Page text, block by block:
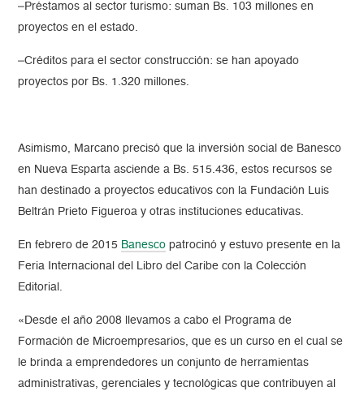
–Préstamos al sector turismo: suman Bs. 103 millones en
proyectos en el estado.
–Créditos para el sector construcción: se han apoyado
proyectos por Bs. 1.320 millones.
Asimismo, Marcano precisó que la inversión social de Banesco
en Nueva Esparta asciende a Bs. 515.436, estos recursos se
han destinado a proyectos educativos con la Fundación Luis
Beltrán Prieto Figueroa y otras instituciones educativas.
En febrero de 2015 Banesco patrocinó y estuvo presente en la
Feria Internacional del Libro del Caribe con la Colección
Editorial.
«Desde el año 2008 llevamos a cabo el Programa de
Formación de Microempresarios, que es un curso en el cual se
le brinda a emprendedores un conjunto de herramientas
administrativas, gerenciales y tecnológicas que contribuyen al